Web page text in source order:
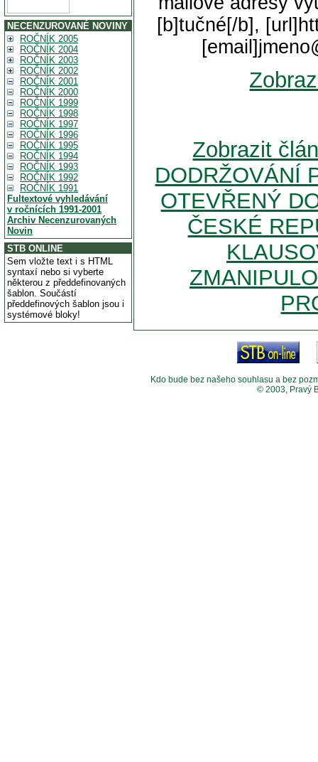
NECENZUROVANÉ NOVINY
ROČNÍK 2005
ROČNÍK 2004
ROČNÍK 2003
ROČNÍK 2002
ROČNÍK 2001
ROČNÍK 2000
ROČNÍK 1999
ROČNÍK 1998
ROČNÍK 1997
ROČNÍK 1996
ROČNÍK 1995
ROČNÍK 1994
ROČNÍK 1993
ROČNÍK 1992
ROČNÍK 1991
Fultextové vyhledávání
v ročnících 1991-2001
Archiv Necenzurovaných
Novin
STB ONLINE
Sem vložte text i s HTML
syntaxí nebo si vyberte
některou z předdefinovaných
šablon. Součástí
předdefinových šablon jsou i
systémové bloky!
[b]tučné[/b],
Zobrazit
DODRŽOVÁNÍ
OTEVŘENÝ
ČESKÉ
Kdo bude bez našeho souhlasu a bez
© 2003, Pravý